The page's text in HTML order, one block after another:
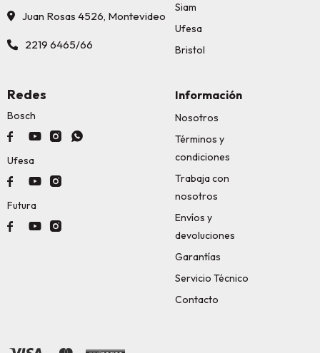
Juan Rosas 4526, Montevideo
2219 6465/66
Siam
Ufesa
Bristol
Información
Nosotros
Términos y
condiciones
Trabaja con
nosotros
Envíos y
devoluciones
Garantías
Servicio Técnico
Contacto
Redes
Bosch
   
Ufesa
  
Futura
  